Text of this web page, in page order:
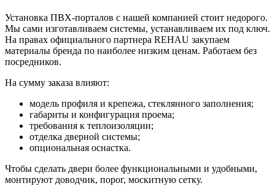
Установка ПВХ-порталов с нашей компанией стоит недорого.
Мы сами изготавливаем системы, устанавливаем их под ключ.
На правах официального партнера REHAU закупаем
материалы бренда по наиболее низким ценам. Работаем без
посредников.
На сумму заказа влияют:
модель профиля и крепежа, стеклянного заполнения;
габариты и конфигурация проема;
требования к теплоизоляции;
отделка дверной системы;
опциональная оснастка.
Чтобы сделать двери более функциональными и удобными,
монтируют доводчик, порог, москитную сетку.